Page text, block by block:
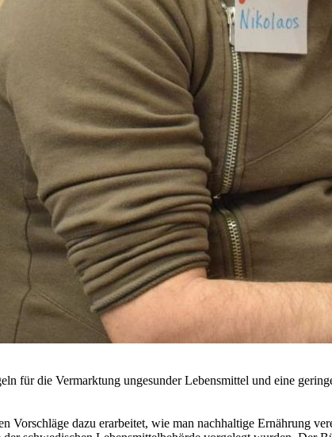
für die Vermarktung ungesunder Lebensmittel und eine
Vorschläge dazu erarbeitet, wie man nachhaltige Ernährung